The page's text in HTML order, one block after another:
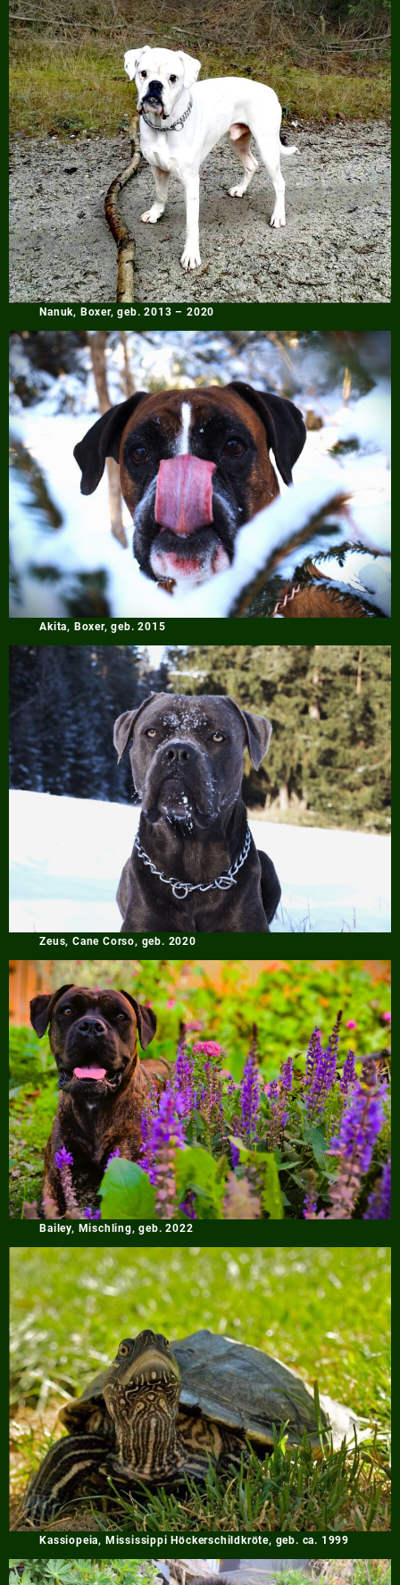
Nanuk, Boxer, geb. 2013 – 2020
Akita, Boxer, geb. 2015
Zeus, Cane Corso, geb. 2020
Bailey, Mischling, geb. 2022
Kassiopeia, Mississippi Höckerschildkröte, geb. ca. 1999